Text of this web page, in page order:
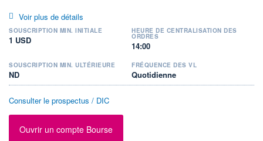
Voir plus de détails
SOUSCRIPTION MIN. INITIALE
1 USD
HEURE DE CENTRALISATION DES
ORDRES
14:00
SOUSCRIPTION MIN. ULTÉRIEURE
ND
FRÉQUENCE DES VL
Quotidienne
Consulter le prospectus / DIC
Ouvrir un compte Bourse